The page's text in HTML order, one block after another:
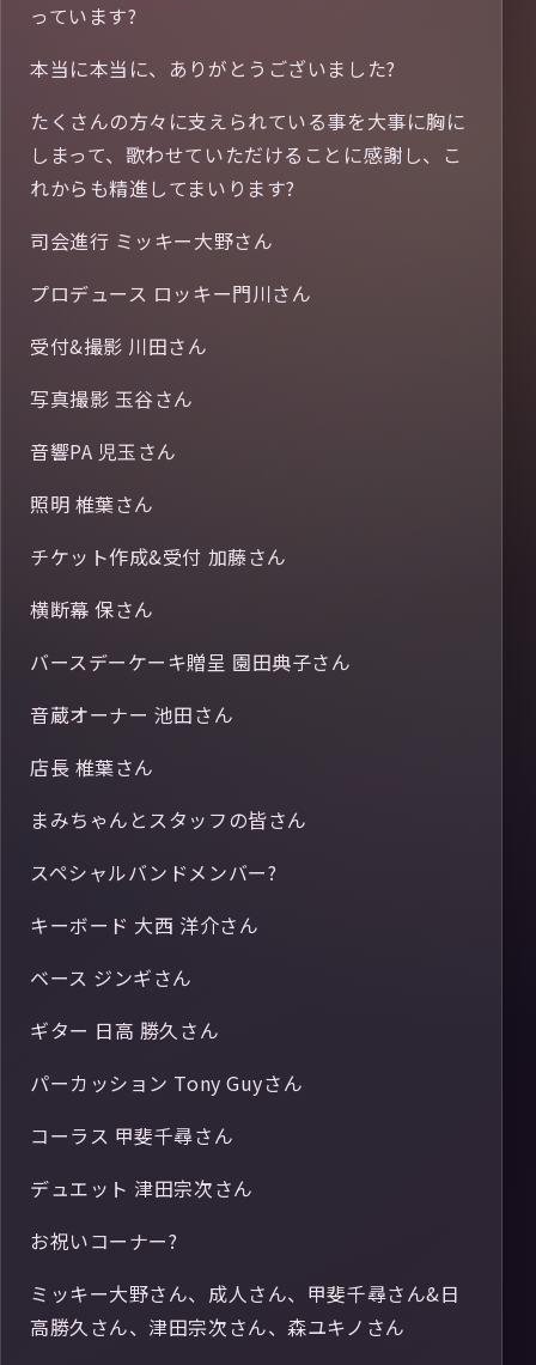
っています?
本当に本当に、ありがとうございました?
たくさんの方々に支えられている事を大事に胸に
しまって、歌わせていただけることに感謝し、こ
れからも精進してまいります?
司会進行 ミッキー大野さん
プロデュース ロッキー門川さん
受付&撮影 川田さん
写真撮影 玉谷さん
音響PA 児玉さん
照明 椎葉さん
チケット作成&受付 加藤さん
横断幕 保さん
バースデーケーキ贈呈 園田典子さん
音蔵オーナー 池田さん
店長 椎葉さん
まみちゃんとスタッフの皆さん
スペシャルバンドメンバー?
キーボード 大西 洋介さん
ベース ジンギさん
ギター 日高 勝久さん
パーカッション Tony Guyさん
コーラス 甲斐千尋さん
デュエット 津田宗次さん
お祝いコーナー?
ミッキー大野さん、成人さん、甲斐千尋さん&日
高勝久さん、津田宗次さん、森ユキノさん